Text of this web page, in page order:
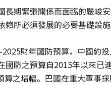
長期緊張關係而面臨的嚴峻
所必須發展的必要基礎設
財年國防預算，中國約
國防之預算自2015年以來已
之增幅。巴國在重大軍事